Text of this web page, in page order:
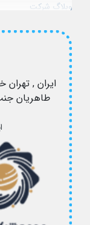
وبلاگ شرکت
استخدام
ایران , تهران
طاهریان جنب